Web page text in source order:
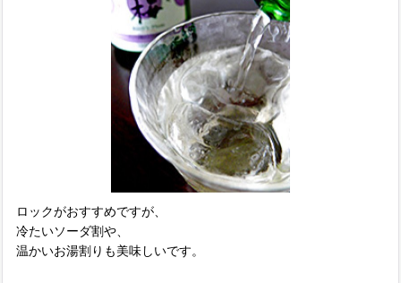
ロックがおすすめですが、
冷たいソーダ割や、
温かいお湯割りも美味しいです。